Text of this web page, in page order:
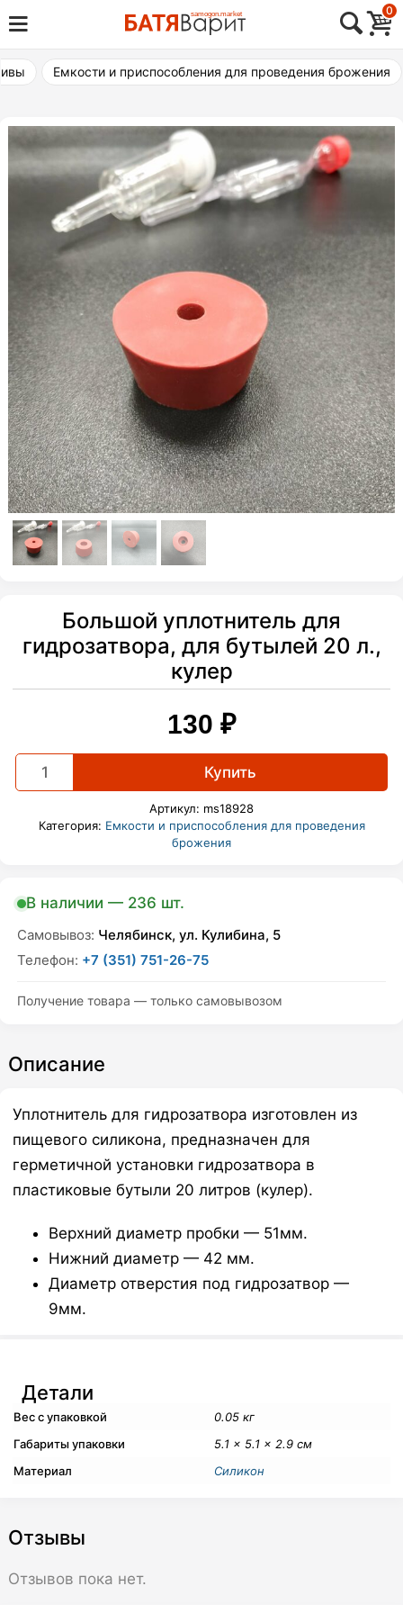
Skip
to
content
Товары для виноделия, самогоноварения,
пивоварения
0
Емкости и приспособления для проведения брожения
Большой уплотнитель для
гидрозатвора, для бутылей 20 л.,
кулер
130 ₽
Большой
уплотнитель
гидрозатвора,
л.,
кулер
quantity
Купить
Артикул: ms18928
Категория: Емкости и приспособления для проведения
брожения
В наличии — 236 шт.
Самовывоз: Челябинск, ул. Кулибина, 5
Телефон: +7 (351) 751-26-75
Получение товара — только самовывозом
Описание
Уплотнитель для гидрозатвора изготовлен из
пищевого силикона, предназначен для
герметичной установки гидрозатвора в
пластиковые бутыли 20 литров (кулер).
Верхний диаметр пробки — 51мм.
Нижний диаметр — 42 мм.
Диаметр отверстия под гидрозатвор —
9мм.
Детали
Вес с упаковкой
0.05 кг
Габариты упаковки
5.1 × 5.1 × 2.9 см
Материал
Силикон
Отзывы
Отзывов пока нет.